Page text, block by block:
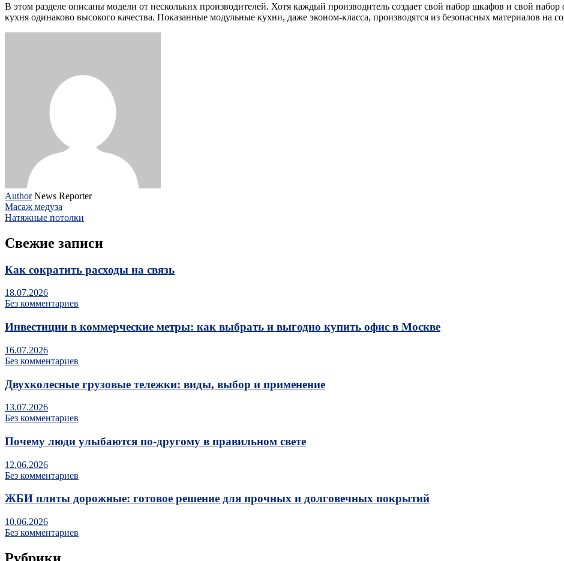
В этом разделе описаны модели от нескольких производителей. Хотя каждый производитель создает свой набор шкафов и свой
кухня одинаково высокого качества. Показанные модульные кухни, даже эконом-класса, производятся из безопасных материалов на
Author News Reporter
Масаж медуза
Натяжные потолки
Свежие записи
Как сократить расходы на связь
18.07.2026
Без комментариев
Инвестиции в коммерческие метры: как выбрать и выгодно купить офис в Москве
16.07.2026
Без комментариев
Двухколесные грузовые тележки: виды, выбор и применение
13.07.2026
Без комментариев
Почему люди улыбаются по‑другому в правильном свете
12.06.2026
Без комментариев
ЖБИ плиты дорожные: готовое решение для прочных и долговечных покрытий
10.06.2026
Без комментариев